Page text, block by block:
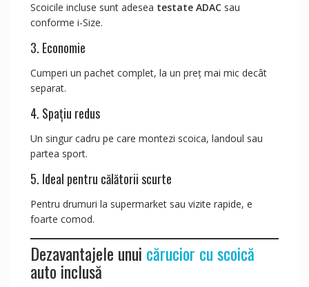
Scoicile incluse sunt adesea testate ADACsau
conforme i-Size.
3. Economie
Cumperi un pachet complet, la un preț mai mic decât
separat.
4. Spațiu redus
Un singur cadru pe care montezi scoica, landoul sau
partea sport.
5. Ideal pentru călătorii scurte
Pentru drumuri la supermarket sau vizite rapide, e
foarte comod.
Dezavantajele unui cărucior cu scoică
auto inclusă